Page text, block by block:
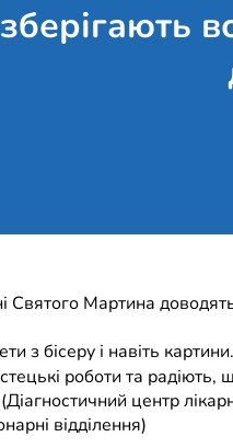
Святого Мартина
з бісеру і навіть картини.
роботи та
центр
відділення)